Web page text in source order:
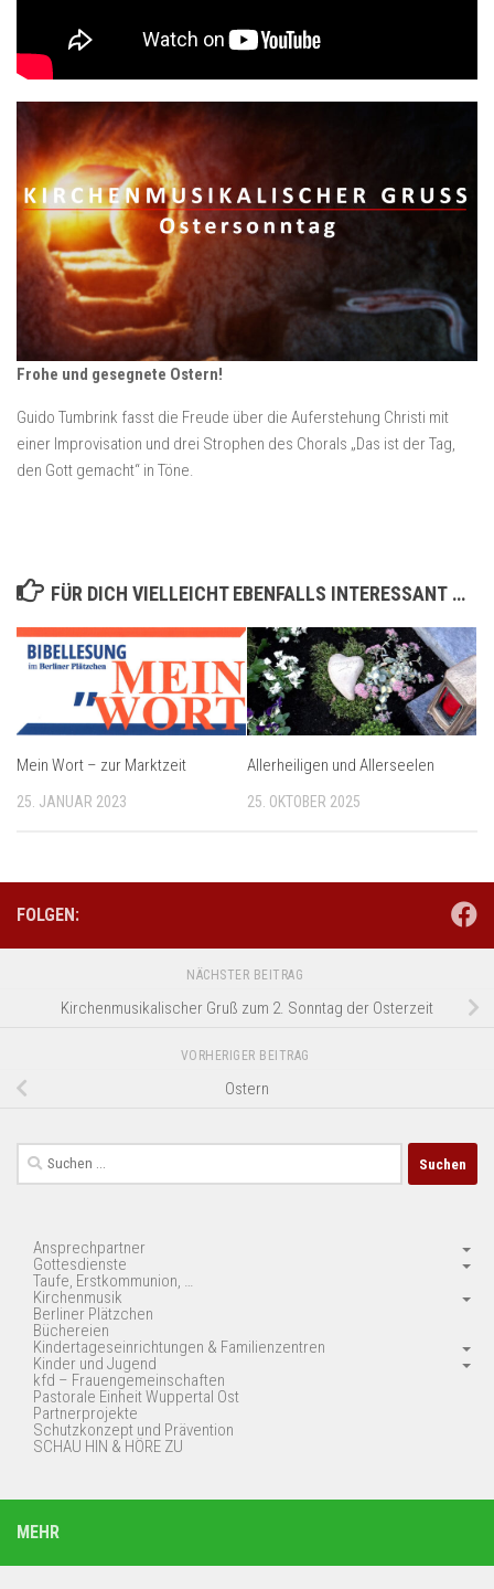
Frohe und gesegnete Ostern!
Guido Tumbrink fasst die Freude über die Auferstehung Christi mit
einer Improvisation und drei Strophen des Chorals „Das ist der Tag,
den Gott gemacht“ in Töne.
FÜR DICH VIELLEICHT EBENFALLS INTERESSANT …
Mein Wort – zur Marktzeit
25. JANUAR 2023
Allerheiligen und Allerseelen
25. OKTOBER 2025
FOLGEN:
NÄCHSTER BEITRAG
Kirchenmusikalischer Gruß zum 2. Sonntag der Osterzeit
VORHERIGER BEITRAG
Ostern
Suchen
nach:
Ansprechpartner
Gottesdienste
Taufe, Erstkommunion, …
Kirchenmusik
Berliner Plätzchen
Büchereien
Kindertageseinrichtungen & Familienzentren
Kinder und Jugend
kfd – Frauengemeinschaften
Pastorale Einheit Wuppertal Ost
Partnerprojekte
Schutzkonzept und Prävention
SCHAU HIN & HÖRE ZU
MEHR